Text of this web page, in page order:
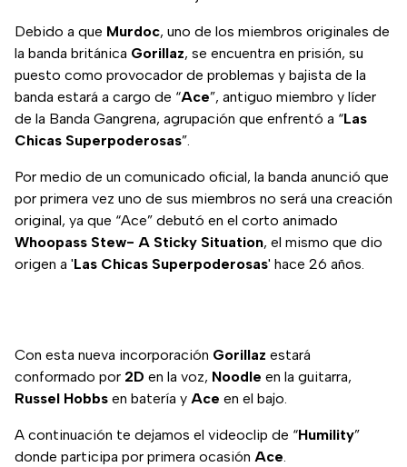
Debido a que Murdoc, uno de los miembros originales de
la banda británica Gorillaz, se encuentra en prisión, su
puesto como provocador de problemas y bajista de la
banda estará a cargo de “Ace”, antiguo miembro y líder
de la Banda Gangrena, agrupación que enfrentó a “Las
Chicas Superpoderosas”.
Por medio de un comunicado oficial, la banda anunció que
por primera vez uno de sus miembros no será una creación
original, ya que “Ace” debutó en el corto animado
Whoopass Stew- A Sticky Situation, el mismo que dio
origen a 'Las Chicas Superpoderosas' hace 26 años.
Con esta nueva incorporación Gorillaz estará
conformado por 2D en la voz, Noodle en la guitarra,
Russel Hobbs en batería y Ace en el bajo.
A continuación te dejamos el videoclip de “Humility”
donde participa por primera ocasión Ace.